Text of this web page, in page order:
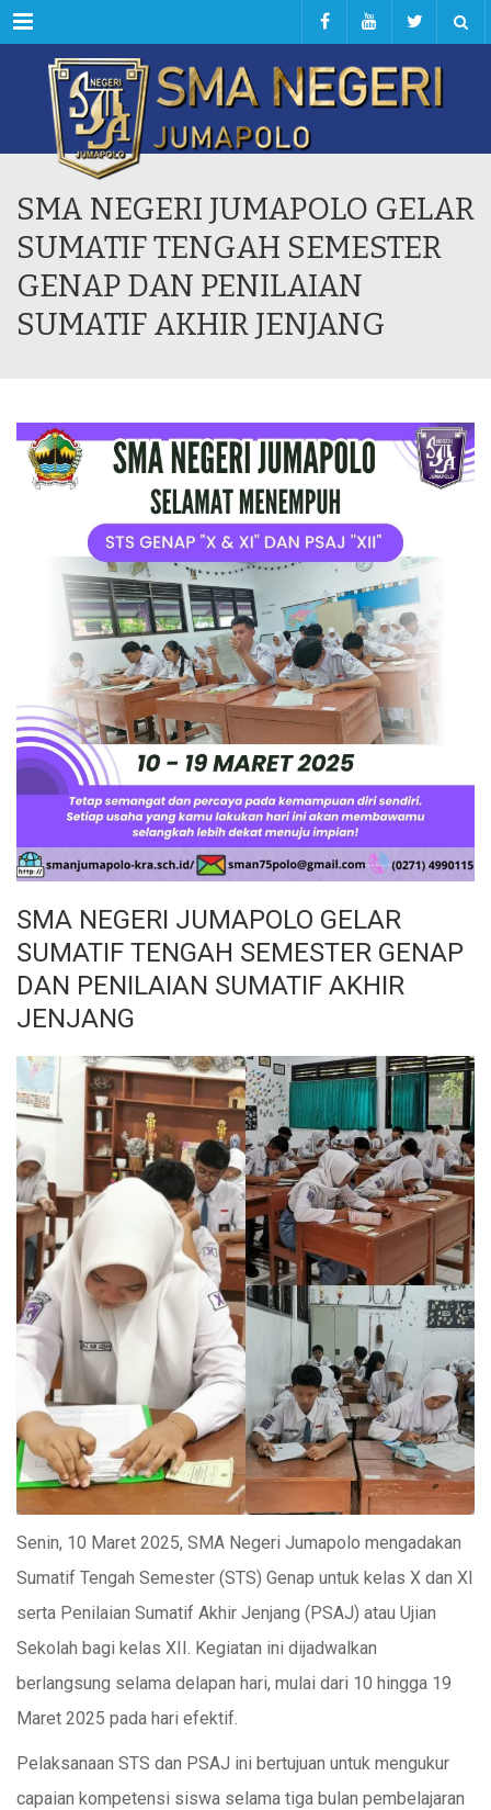
Menu
SMA NEGERI JUMAPOLO GELAR
SUMATIF TENGAH SEMESTER
GENAP DAN PENILAIAN
SUMATIF AKHIR JENJANG
SMA NEGERI JUMAPOLO GELAR
SUMATIF TENGAH SEMESTER GENAP
DAN PENILAIAN SUMATIF AKHIR
JENJANG
Senin, 10 Maret 2025, SMA Negeri Jumapolo mengadakan
Sumatif Tengah Semester (STS) Genap untuk kelas X dan XI
serta Penilaian Sumatif Akhir Jenjang (PSAJ) atau Ujian
Sekolah bagi kelas XII. Kegiatan ini dijadwalkan
berlangsung selama delapan hari, mulai dari 10 hingga 19
Maret 2025 pada hari efektif.
Pelaksanaan STS dan PSAJ ini bertujuan untuk mengukur
capaian kompetensi siswa selama tiga bulan pembelajaran